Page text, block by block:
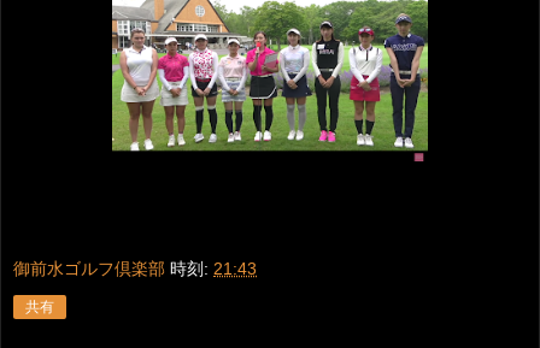
御前水ゴルフ倶楽部 時刻: 21:43
共有